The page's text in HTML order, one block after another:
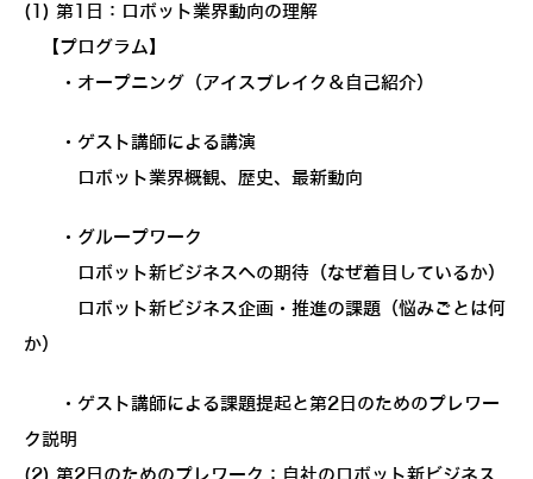
(1) 第1日：ロボット業界動向の理解
【プログラム】
・オープニング（アイスブレイク＆自己紹介）
・ゲスト講師による講演
ロボット業界概観、歴史、最新動向
・グループワーク
ロボット新ビジネスへの期待（なぜ着目しているか）
ロボット新ビジネス企画・推進の課題（悩みごとは何
か）
・ゲスト講師による課題提起と第2日のためのプレワー
ク説明